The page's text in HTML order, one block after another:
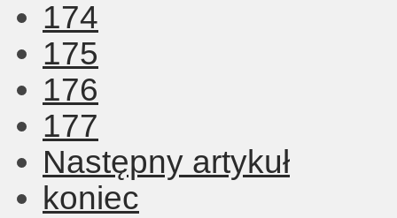
174
175
176
177
Następny artykuł
koniec